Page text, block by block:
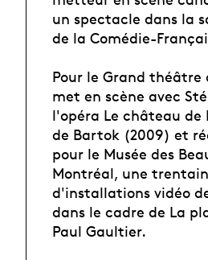
un spectacle dans la
de la Comédie-
Pour le Grand théâtre
met en scène avec
l'opéra Le château de
de Bartok (2009) et
pour le Musée des
Montréal, une
d'installations vidéo
dans le cadre de La
Paul Gaultier.